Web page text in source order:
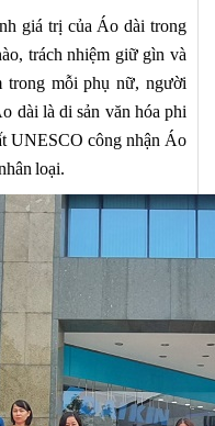
giá trị của Áo dài trong
trách nhiệm giữ gìn và
trong mỗi phụ nữ, người
dài là di sản văn hóa phi
UNESCO công nhận Áo
loại.